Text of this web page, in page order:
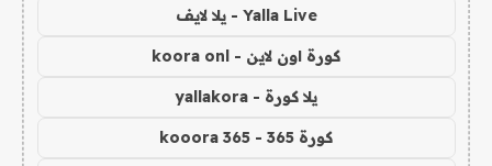
Yalla Live - يلا لايف
كورة اون لاين - koora onl
يلا كورة - yallakora
كورة 365 - kooora 365